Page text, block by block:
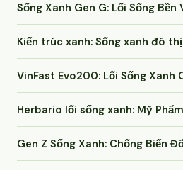
Sống Xanh Gen G: Lối Sống
Kiến trúc xanh: Sống xanh đô thị
VinFast Evo200: Lối Sống Xanh
Herbario lối sống xanh: Mỹ
Gen Z Sống Xanh: Chống Biến